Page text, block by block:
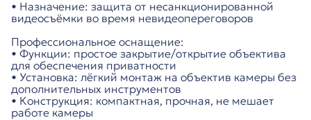
• Назначение: защита от несанкционированной
видеосъёмки во время невидеопереговоров
Профессиональное оснащение:
• Функции: простое закрытие/открытие объектива
для обеспечения приватности
• Установка: лёгкий монтаж на объектив камеры без
дополнительных инструментов
• Конструкция: компактная, прочная, не мешает
работе камеры